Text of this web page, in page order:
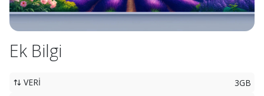
Ek Bilgi
VERİ
3GB